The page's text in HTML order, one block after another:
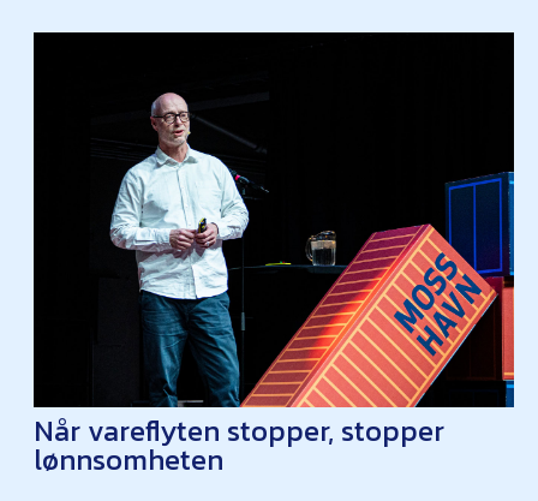
Når vareflyten stopper, stopper
lønnsomheten